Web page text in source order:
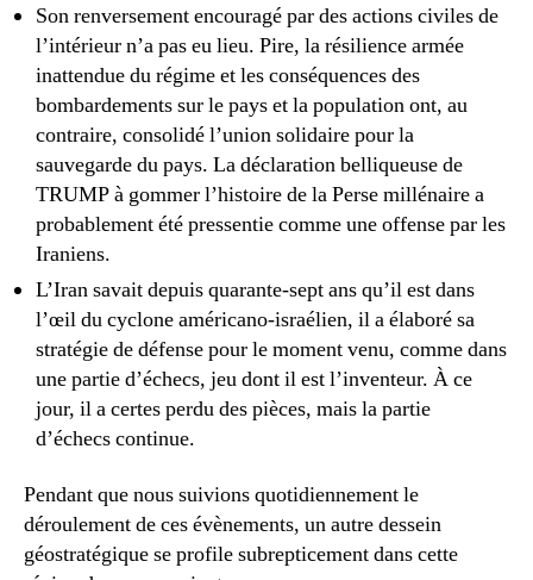
Son renversement encouragé par des actions civiles de
l’intérieur n’a pas eu lieu. Pire, la résilience armée
inattendue du régime et les conséquences des
bombardements sur le pays et la population ont, au
contraire, consolidé l’union solidaire pour la
sauvegarde du pays. La déclaration belliqueuse de
TRUMP à gommer l’histoire de la Perse millénaire a
probablement été pressentie comme une offense par les
Iraniens.
L’Iran savait depuis quarante-sept ans qu’il est dans
l’œil du cyclone américano-israélien, il a élaboré sa
stratégie de défense pour le moment venu, comme dans
une partie d’échecs, jeu dont il est l’inventeur. À ce
jour, il a certes perdu des pièces, mais la partie
d’échecs continue.
Pendant que nous suivions quotidiennement le
déroulement de ces évènements, un autre dessein
géostratégique se profile subrepticement dans cette